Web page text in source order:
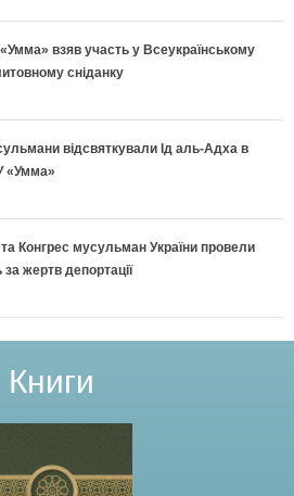
взяв участь у Всеукраїнському
сніданку
відсвяткували Ід аль-Адха в
«Умма»
Конгрес мусульман України провели
жертв депортації
Книги